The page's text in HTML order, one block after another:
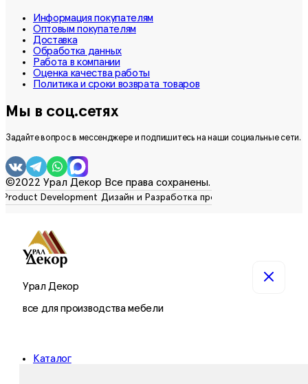
Информация покупателям
Оптовым покупателям
Доставка
Обработка данных
Работа в компании
Оценка качества работы
Политика и сроки возврата товаров
Мы в соц.сетях
Задайте вопрос в мессенджере и подпишитесь на наши социальные сети.
©2022 Урал Декор Все права сохранены.
Урал Декор
все для производства мебели
Каталог